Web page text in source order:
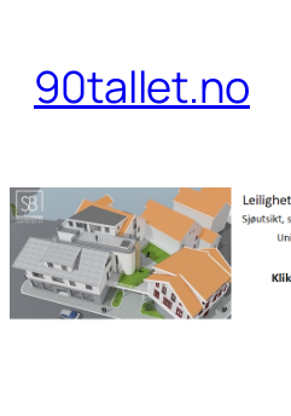
innhold
90tallet.no